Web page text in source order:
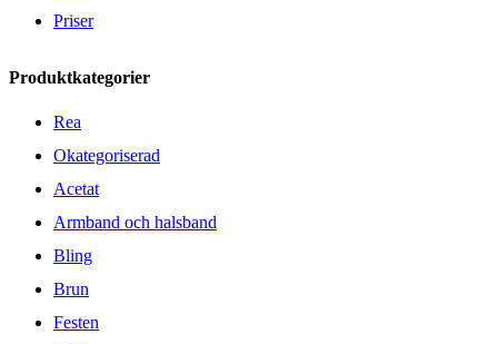
Priser
Produktkategorier
Rea
Okategoriserad
Acetat
Armband och halsband
Bling
Brun
Festen